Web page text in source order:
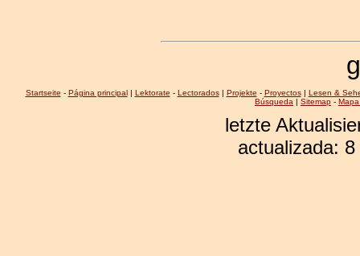
Startseite - Página principal| Lektorate - Lectorados| Projekte - Proyectos| Lesen &
Búsqueda | Sitemap -
letzte
actualizada: